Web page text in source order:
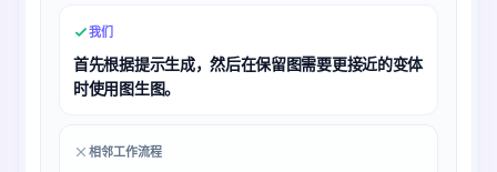
我们
首先根据提示生成，然后在保留图需要更接近的变体
时使用图生图。
相邻工作流程